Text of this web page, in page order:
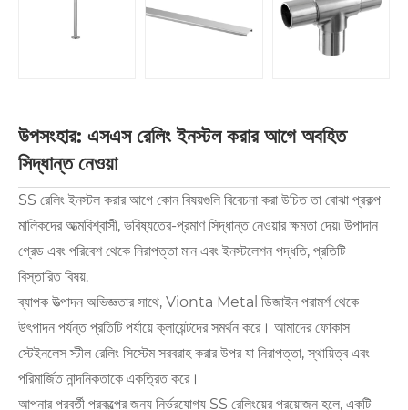
উপসংহার: এসএস রেলিং ইনস্টল করার আগে অবহিত
সিদ্ধান্ত নেওয়া
SS রেলিং ইনস্টল করার আগে কোন বিষয়গুলি বিবেচনা করা উচিত তা বোঝা প্রকল্প
মালিকদের আত্মবিশ্বাসী, ভবিষ্যতের-প্রমাণ সিদ্ধান্ত নেওয়ার ক্ষমতা দেয়৷ উপাদান
গ্রেড এবং পরিবেশ থেকে নিরাপত্তা মান এবং ইনস্টলেশন পদ্ধতি, প্রতিটি
বিস্তারিত বিষয়.
ব্যাপক উত্পাদন অভিজ্ঞতার সাথে, Vionta Metal ডিজাইন পরামর্শ থেকে
উৎপাদন পর্যন্ত প্রতিটি পর্যায়ে ক্লায়েন্টদের সমর্থন করে। আমাদের ফোকাস
স্টেইনলেস স্টীল রেলিং সিস্টেম সরবরাহ করার উপর যা নিরাপত্তা, স্থায়িত্ব এবং
পরিমার্জিত নান্দনিকতাকে একত্রিত করে।
আপনার পরবর্তী প্রকল্পের জন্য নির্ভরযোগ্য SS রেলিংয়ের প্রয়োজন হলে, একটি